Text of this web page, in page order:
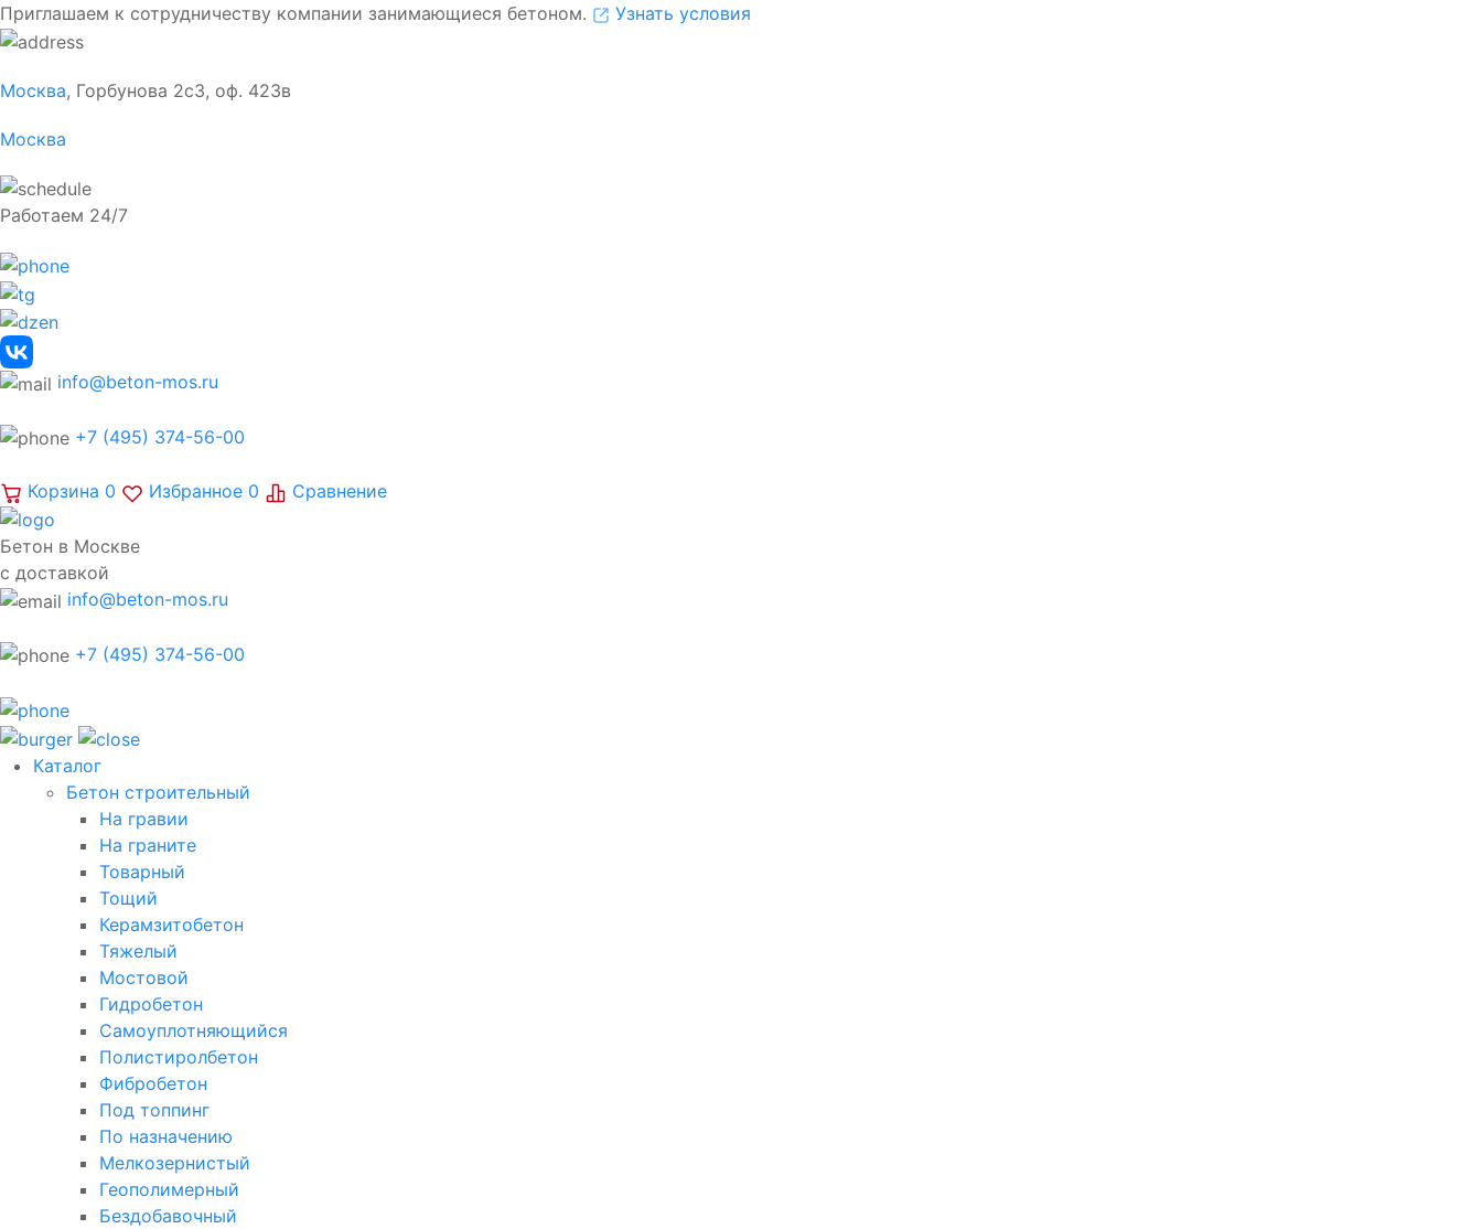
Приглашаем к сотрудничеству компании занимающиеся бетоном. Узнать условия
Москва, Горбунова 2с3, оф. 423в
Москва
Работаем 24/7
info@beton-mos.ru
+7 (495) 374-56-00
Корзина 0 Избранное 0 Сравнение
Бетон в Москве
с доставкой
info@beton-mos.ru
+7 (495) 374-56-00
Каталог
Бетон строительный
На гравии
На граните
Товарный
Тощий
Керамзитобетон
Тяжелый
Мостовой
Гидробетон
Самоуплотняющийся
Полистиролбетон
Фибробетон
Под топпинг
По назначению
Мелкозернистый
Геополимерный
Бездобавочный